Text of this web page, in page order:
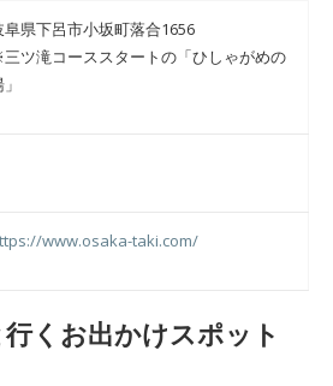
阜県下呂市小坂町落合1656
ツ滝コーススタートの「ひしゃがめの
www.osaka-taki.com/
くお出かけスポット